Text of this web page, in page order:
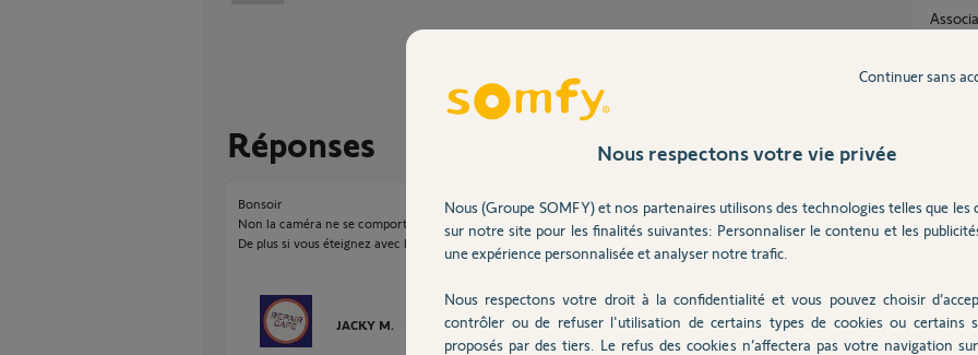
Participer au fil de discussion
Réponses
Bonsoir
Non la caméra ne se comporte pas comme un va et vient électrique.
De plus si vous éteignez avec l'interrupteur vous allez arrrêter la caméra.
JACKY M. il y a environ 2 ans
Association alarme/camera/door keeper sur
possibilite de declencher une sirene
Le volet de la camera in-door se ferme mais
ne
24réponses
Nous respectons votre vie privée
Nous (Groupe SOMFY) et nos partenaires utilisons des technologies telles que les
sur notre site pour les finalités suivantes: Personnaliser le contenu et les
une expérience personnalisée et analyser notre trafic.
Nous respectons votre droit à la confidentialité et vous pouvez choisir
contrôler ou de refuser l'utilisation de certains types de cookies ou certains
proposés par des tiers. Le refus des cookies n’affectera pas votre navigation
Continuer sans